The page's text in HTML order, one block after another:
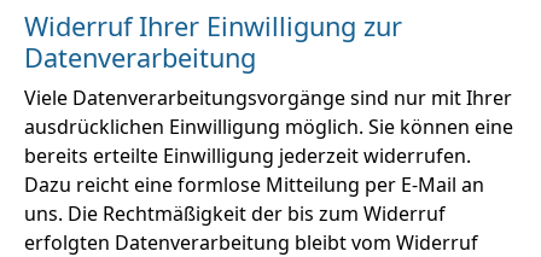
Widerruf Ihrer Einwilligung zur
Datenverarbeitung
Viele Datenverarbeitungsvorgänge sind nur mit Ihrer
ausdrücklichen Einwilligung möglich. Sie können eine
bereits erteilte Einwilligung jederzeit widerrufen.
Dazu reicht eine formlose Mitteilung per E-Mail an
uns. Die Rechtmäßigkeit der bis zum Widerruf
erfolgten Datenverarbeitung bleibt vom Widerruf